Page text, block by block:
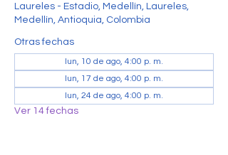
Laureles - Estadio, Medellín, Laureles,
Medellín, Antioquia, Colombia
Otras fechas
lun, 10 de ago, 4:00 p. m.
lun, 17 de ago, 4:00 p. m.
lun, 24 de ago, 4:00 p. m.
Ver 14 fechas